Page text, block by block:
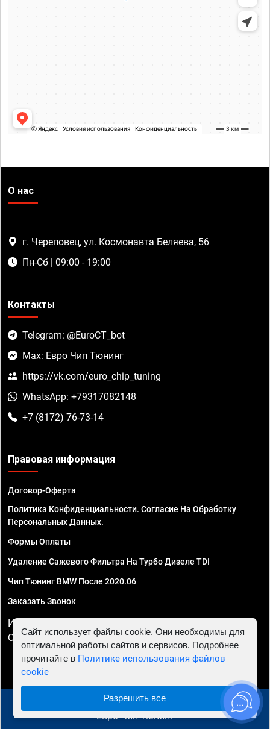
О нас
г. Череповец, ул. Космонавта Беляева, 56
Пн-Сб | 09:00 - 19:00
Контакты
Telegram: @EuroCT_bot
Max: Евро Чип Тюнинг
https://vk.com/euro_chip_tuning
WhatsApp: +79317082148
+7 (8172) 76-73-14
Правовая информация
Договор-Оферта
Политика Конфиденциальности. Согласие На Обработку
Персональных Данных.
Формы Оплаты
Удаление Сажевого Фильтра На Турбо Дизеле TDI
Чип Тюнинг BMW После 2020.06
Заказать Звонок
ИП Смирнов Георгий Павлович. ИНН 781302555843,
ОГРНИП 324470400032610
© 2010 - 2026 Чип тюнинг в Череповце - Автосервис
"Евро Чип Тюнинг"
Сайт использует файлы cookie. Они необходимы для
оптимальной работы сайтов и сервисов. Подробнее
прочитайте в Политике использования файлов
cookie
Разрешить все